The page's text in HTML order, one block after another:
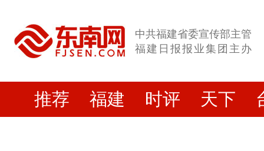
中共福建省委宣传部主管
福建日报报业集团主办
推荐 福建 时评 天下